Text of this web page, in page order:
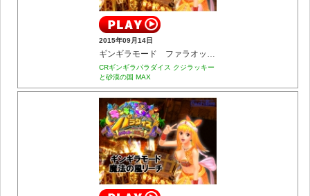
2015年09月14日
ギンギラモード ファラオッキーリーチ
CRギンギラパラダイス クジラッキー
と砂漠の国 MAX